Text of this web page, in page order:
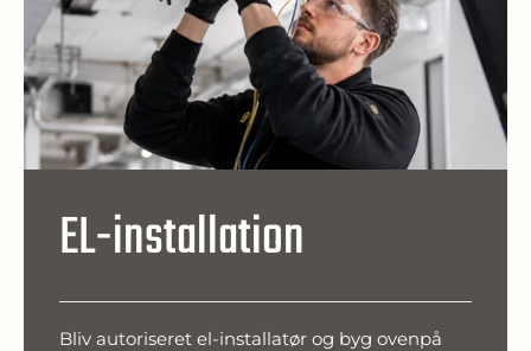
EL-installation
Bliv autoriseret el-installatør og byg ovenpå